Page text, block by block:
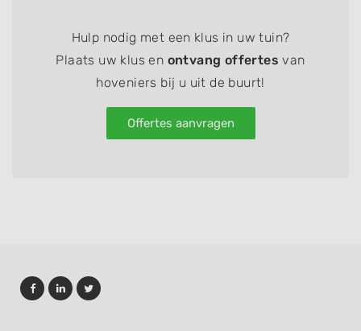
Hulp nodig met een klus in uw tuin?
Plaats uw klus en ontvang offertes van
hoveniers bij u uit de buurt!
Offertes aanvragen